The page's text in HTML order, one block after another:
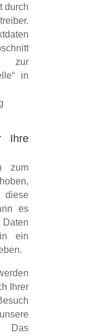
durch
in
Ihre
zum
es
ein
Ihrer
Das